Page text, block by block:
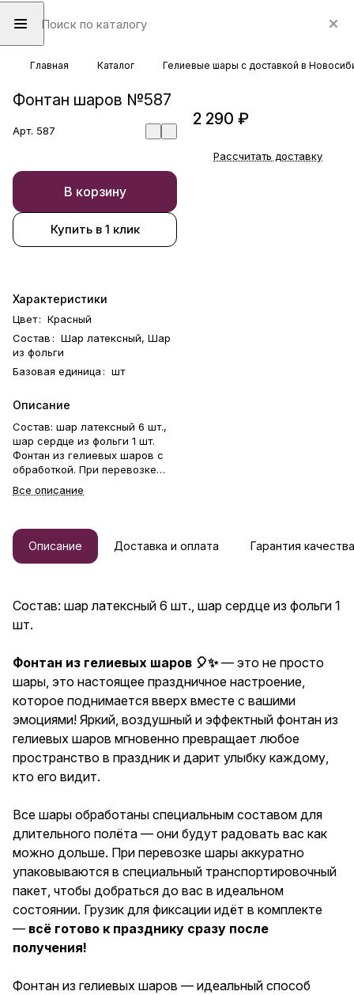
Главная Каталог Гелиевые шары с доставкой в
Фонтан шаров №587
Арт. 587
В корзину
Купить в 1 клик
Характеристики
Цвет: Красный
Состав : Шар латексный, Шар
из фольги
Базовая единица : шт
Описание
Состав: шар латексный 6 шт.,
шар сердце из фольги 1 шт.
Фонтан из гелиевых шаров с
обработкой. При перевозке
транспортировочный пакет.
Набор шаров — идеальный
способ выразить чувства: ко
дню рождения, годовщине, 8
бабушки и дедушки или просто
в знак внимания и заботы.
Гелиевые шары — отличный
любимой женщине, жене,
подруге, сестре, друзьям и
коллеге.
Все описание
2 290 ₽
Рассчитать доставку
Описание Доставка и оплата Гарантия качества
Состав: шар латексный 6 шт., шар сердце из фольги 1
шт.
Фонтан из гелиевых шаров 🎈✨— это не просто
шары, это настоящее праздничное настроение,
которое поднимается вверх вместе с вашими
эмоциями! Яркий, воздушный и эффектный фонтан из
гелиевых шаров мгновенно превращает любое
пространство в праздник и дарит улыбку каждому,
кто его видит.
Все шары обработаны специальным составом для
длительного полёта — они будут радовать вас как
можно дольше. При перевозке шары аккуратно
упаковываются в специальный транспортировочный
пакет, чтобы добраться до вас в идеальном
состоянии. Грузик для фиксации идёт в комплекте
— всё готово к празднику сразу после
получения!
Фонтан из гелиевых шаров — идеальный способ